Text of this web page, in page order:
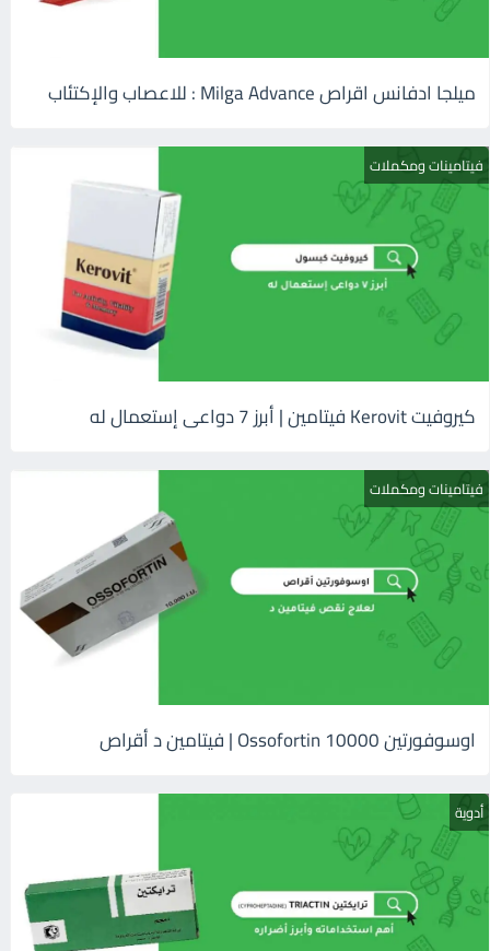
ميلجا ادفانس اقراص Milga Advance : للاعصاب والإكتئاب
فيتامينات ومكملات
كيروفيت Kerovit فيتامين | أبرز 7 دواعى إستعمال له
فيتامينات ومكملات
اوسوفورتين 10000 Ossofortin | فيتامين د أقراص
أدوية